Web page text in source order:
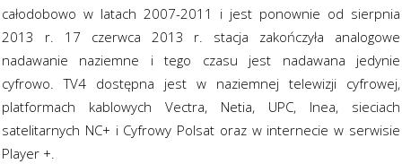
całodobowo w latach 2007-2011 i jest ponownie od sierpnia
2013 r. 17 czerwca 2013 r. stacja zakończyła analogowe
nadawanie naziemne i tego czasu jest nadawana jedynie
cyfrowo. TV4 dostępna jest w naziemnej telewizji cyfrowej,
platformach kablowych Vectra, Netia, UPC, Inea, sieciach
satelitarnych NC+ i Cyfrowy Polsat oraz w internecie w serwisie
Player +.